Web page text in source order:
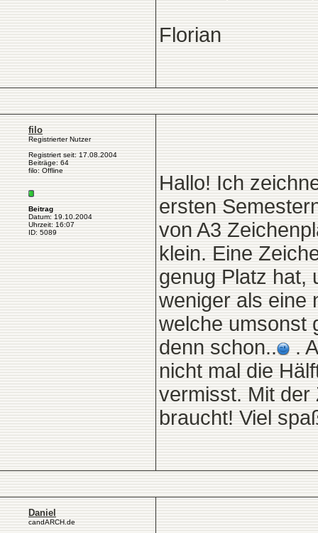
Florian
filo
Registrierter Nutzer
Registriert seit: 17.08.2004
Beiträge: 64
filo: Offline
Beitrag
Datum: 19.10.2004
Uhrzeit: 16:07
ID: 5089
Hallo! Ich
ersten
von A3
klein. Eine
genug Platz hat,
weniger als eine
welche umsonst
denn schon..
.
nicht mal die
vermisst. Mit der
braucht! Viel
Daniel
candARCH.de